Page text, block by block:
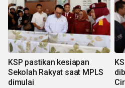
KSP pastikan kesiapan
Sekolah Rakyat saat MPLS
dimulai